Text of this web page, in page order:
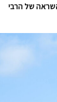
של הרבי